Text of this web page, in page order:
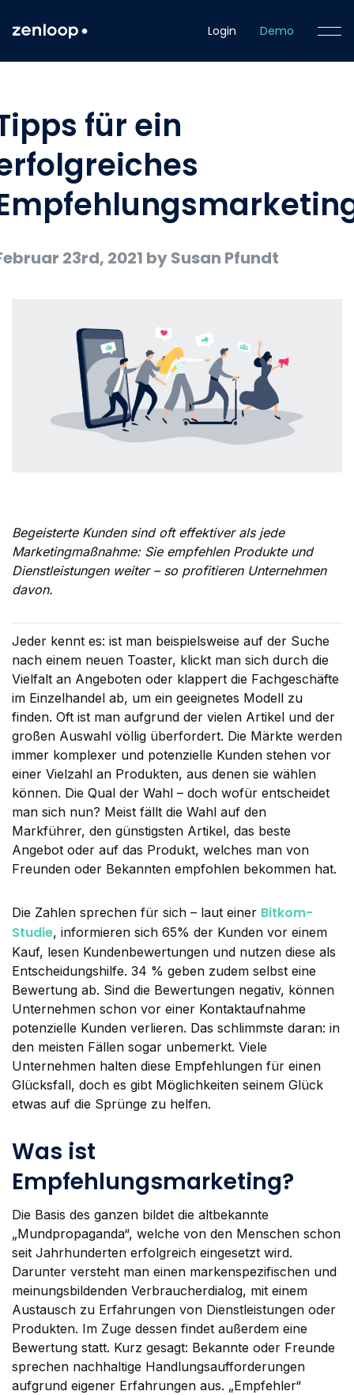
Login Demo
für ein
23rd, 2021 by Susan Pfundt
Begeisterte Kunden sind oft effektiver als jede
Marketingmaßnahme: Sie empfehlen Produkte und
Dienstleistungen weiter – so profitieren Unternehmen
davon.
Jeder kennt es: ist man beispielsweise auf der Suche
nach einem neuen Toaster, klickt man sich durch die
Vielfalt an Angeboten oder klappert die Fachgeschäfte
im Einzelhandel ab, um ein geeignetes Modell zu
finden. Oft ist man aufgrund der vielen Artikel und der
großen Auswahl völlig überfordert. Die Märkte werden
immer komplexer und potenzielle Kunden stehen vor
einer Vielzahl an Produkten, aus denen sie wählen
können. Die Qual der Wahl – doch wofür entscheidet
man sich nun? Meist fällt die Wahl auf den
Markführer, den günstigsten Artikel, das beste
Angebot oder auf das Produkt, welches man von
Freunden oder Bekannten empfohlen bekommen hat.
Die Zahlen sprechen für sich – laut einer Bitkom-
Studie, informieren sich 65% der Kunden vor einem
Kauf, lesen Kundenbewertungen und nutzen diese als
Entscheidungshilfe. 34 % geben zudem selbst eine
Bewertung ab. Sind die Bewertungen negativ, können
Unternehmen schon vor einer Kontaktaufnahme
potenzielle Kunden verlieren. Das schlimmste daran: in
den meisten Fällen sogar unbemerkt. Viele
Unternehmen halten diese Empfehlungen für einen
Glücksfall, doch es gibt Möglichkeiten seinem Glück
etwas auf die Sprünge zu helfen.
Was ist
Empfehlungsmarketing?
Die Basis des ganzen bildet die altbekannte
„Mundpropaganda“, welche von den Menschen schon
seit Jahrhunderten erfolgreich eingesetzt wird.
Darunter versteht man einen markenspezifischen und
meinungsbildenden Verbraucherdialog, mit einem
Austausch zu Erfahrungen von Dienstleistungen oder
Produkten. Im Zuge dessen findet außerdem eine
Bewertung statt. Kurz gesagt: Bekannte oder Freunde
sprechen nachhaltige Handlungsaufforderungen
aufgrund eigener Erfahrungen aus. „Empfehler“